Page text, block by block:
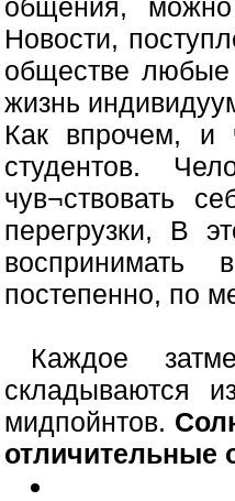
общения,
Новости,
обществе любые
жизнь
Как впрочем, и
студентов.
чув¬ствовать
перегрузки, В
воспринимать
постепенно, по
Каждое
складываются
мидпойнтов.
отличительные